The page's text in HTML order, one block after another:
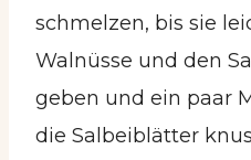
schmelzen, bis sie
Walnüsse und den
geben und ein paar
die Salbeiblätter